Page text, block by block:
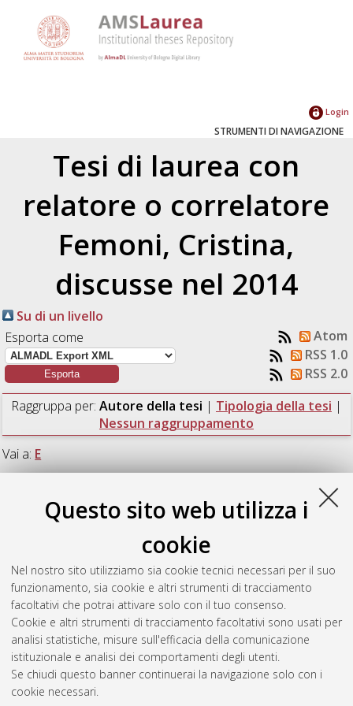
Questo sito web utilizza i
cookie
Nel nostro sito utilizziamo sia cookie tecnici necessari per il suo
funzionamento, sia cookie e altri strumenti di tracciamento
facoltativi che potrai attivare solo con il tuo consenso.
Cookie e altri strumenti di tracciamento facoltativi sono usati per
analisi statistiche, misure sull'efficacia della comunicazione
istituzionale e analisi dei comportamenti degli utenti.
Se chiudi questo banner continuerai la navigazione solo con i
cookie necessari.
Login
STRUMENTI DI NAVIGAZIONE
Tesi di laurea con
relatore o correlatore
Femoni, Cristina,
discusse nel 2014
Su di un livello
Esporta come
Atom
RSS 1.0
RSS 2.0
Raggruppa per: Autore della tesi | Tipologia della tesi |
Nessun raggruppamento
Vai a: E
Ermini, Marco(2014)Cluster carbonilici eterometallici di
rodio: Sintesi di nuove specie molecolari e studio della loro
reattività.[Laurea magistrale], Università di Bologna, Corso di
Studio inChimica industriale [LM-DM270]
Questa lista e' stata generata ilFri Aug 7 10:21:36 2026 CEST